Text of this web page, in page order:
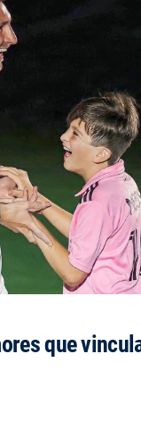
que